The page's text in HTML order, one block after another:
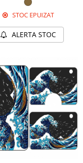
STOC EPUIZAT
ALERTA STOC